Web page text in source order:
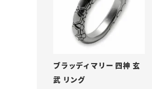
ブラッディマリー 四神 玄
武 リング